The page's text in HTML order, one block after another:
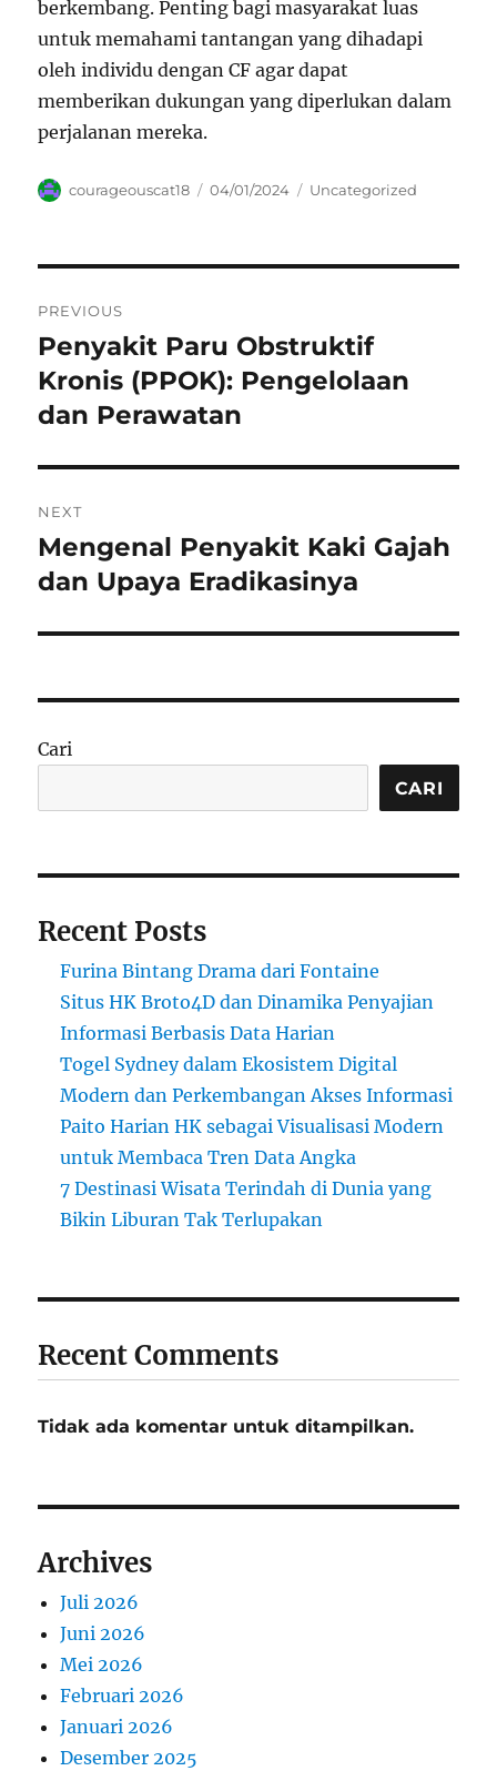
berkembang. Penting bagi masyarakat luas
untuk memahami tantangan yang dihadapi
oleh individu dengan CF agar dapat
memberikan dukungan yang diperlukan dalam
perjalanan mereka.
Author
courageouscat18
Posted
04/01/2024 Categories
Uncategorized
pos
PREVIOUS
Previous
post:
Penyakit Paru Obstruktif
Kronis (PPOK): Pengelolaan
dan Perawatan
NEXT
Next
post:
Mengenal Penyakit Kaki Gajah
dan Upaya Eradikasinya
Cari
CARI
Recent Posts
Furina Bintang Drama dari Fontaine
Situs HK Broto4D dan Dinamika Penyajian
Informasi Berbasis Data Harian
Togel Sydney dalam Ekosistem Digital
Modern dan Perkembangan Akses Informasi
Paito Harian HK sebagai Visualisasi Modern
untuk Membaca Tren Data Angka
7 Destinasi Wisata Terindah di Dunia yang
Bikin Liburan Tak Terlupakan
Recent Comments
Tidak ada komentar untuk ditampilkan.
Archives
Juli 2026
Juni 2026
Mei 2026
Februari 2026
Januari 2026
Desember 2025